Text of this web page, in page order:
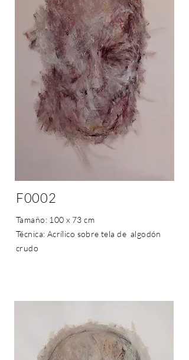
Tamaño: 100 x 73 cm
Técnica: Acrílico sobre tela de algodón
crudo
F0002